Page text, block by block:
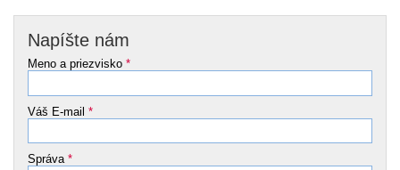
Napíšte nám
Meno a priezvisko *
Váš E-mail *
Správa *